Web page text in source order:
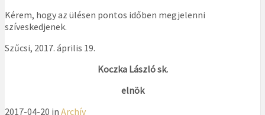
Kérem, hogy az ülésen pontos időben megjelenni
szíveskedjenek.
Szűcsi, 2017. április 19.
Koczka László sk.
elnök
2017-04-20 in Archív